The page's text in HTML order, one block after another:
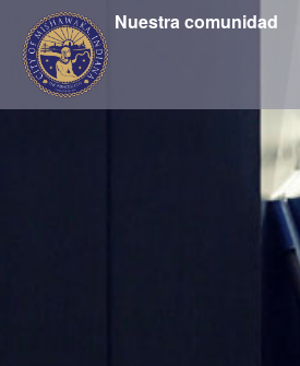
Nuestra comunidad